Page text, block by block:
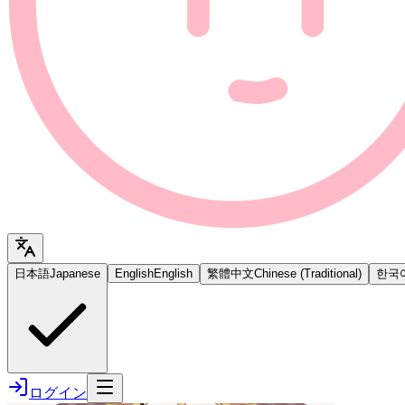
日本語Japanese EnglishEnglish 繁體中文Chinese (Traditional) 한국
ログイン